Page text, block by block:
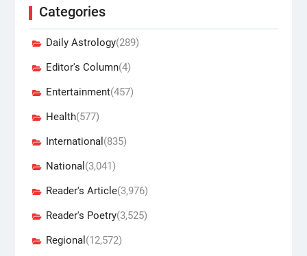
Categories
Daily Astrology(289)
Editor's Column(4)
Entertainment(457)
Health(577)
International (835)
National (3,041)
Reader's Article(3,976)
Reader's Poetry(3,525)
Regional (12,572)